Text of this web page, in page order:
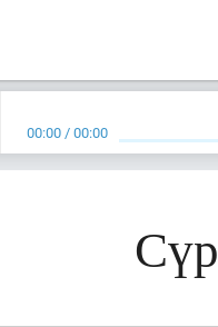
00:00 /00:00